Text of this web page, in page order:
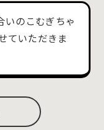
いのこむぎちゃ
ていただきま